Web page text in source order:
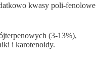
kwasy poli-fenolowe
(3-13%),
i karotenoidy.